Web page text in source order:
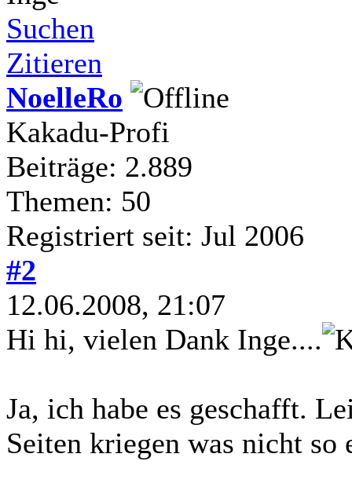
Suchen
Zitieren
NoelleRo
Kakadu-Profi
Beiträge: 2.889
Themen: 50
Registriert seit: Jul 2006
#2
12.06.2008, 21:07
Hi hi, vielen Dank Inge....
Ja, ich habe es geschafft.
Seiten kriegen was nicht so